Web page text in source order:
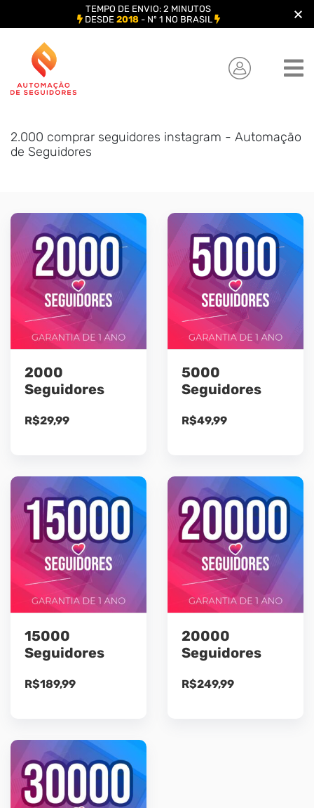
content
2.000 comprar seguidores instagram - Automação
de Seguidores
2000
Seguidores
R$29,99
5000
Seguidores
R$49,99
15000
Seguidores
R$189,99
20000
Seguidores
R$249,99
TEMPO DE ENVIO: 2 MINUTOS
DESDE 2018- Nº 1 NO BRASIL